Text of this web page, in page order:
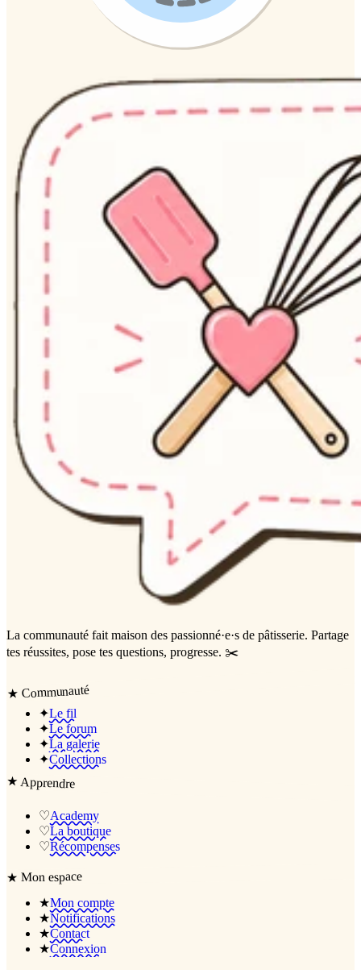
La communauté fait maison des passionné·e·s de pâtisserie. Partage
tes réussites, pose tes questions, progresse. ✂️
★ Communauté
✦Le fil
✦Le forum
✦La galerie
✦Collections
★Apprendre
♡Academy
♡La boutique
♡Récompenses
★Mon espace
★Mon compte
★Notifications
★Contact
★Connexion